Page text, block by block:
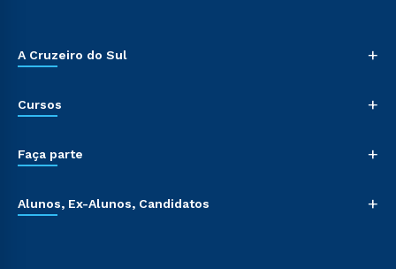
A Cruzeiro do Sul +
Cursos +
Faça parte +
Alunos, Ex-Alunos, Candidatos +